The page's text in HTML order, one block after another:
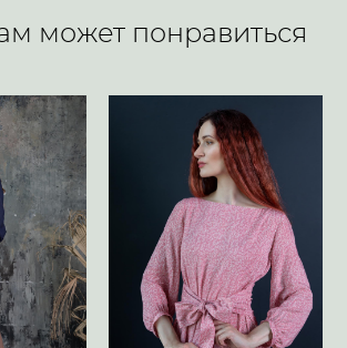
может понравиться